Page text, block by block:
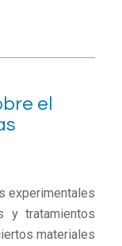
el
experimentales
y tratamientos
materiales